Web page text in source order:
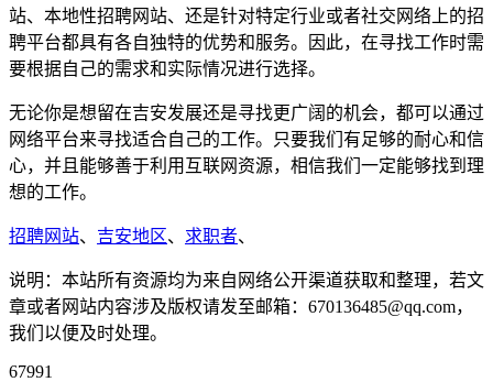
站、本地性招聘网站、还是针对特定行业或者社交网络上的招
聘平台都具有各自独特的优势和服务。因此，在寻找工作时需
要根据自己的需求和实际情况进行选择。
无论你是想留在吉安发展还是寻找更广阔的机会，都可以通过
网络平台来寻找适合自己的工作。只要我们有足够的耐心和信
心，并且能够善于利用互联网资源，相信我们一定能够找到理
想的工作。
招聘网站、 吉安地区、 求职者、
说明：本站所有资源均为来自网络公开渠道获取和整理，若文
章或者网站内容涉及版权请发至邮箱：670136485@qq.com，
我们以便及时处理。
67991